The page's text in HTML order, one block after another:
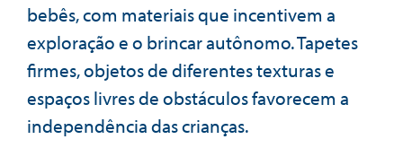
bebês, com materiais que incentivem a
exploração e o brincar autônomo. Tapetes
firmes, objetos de diferentes texturas e
espaços livres de obstáculos favorecem a
independência das crianças.